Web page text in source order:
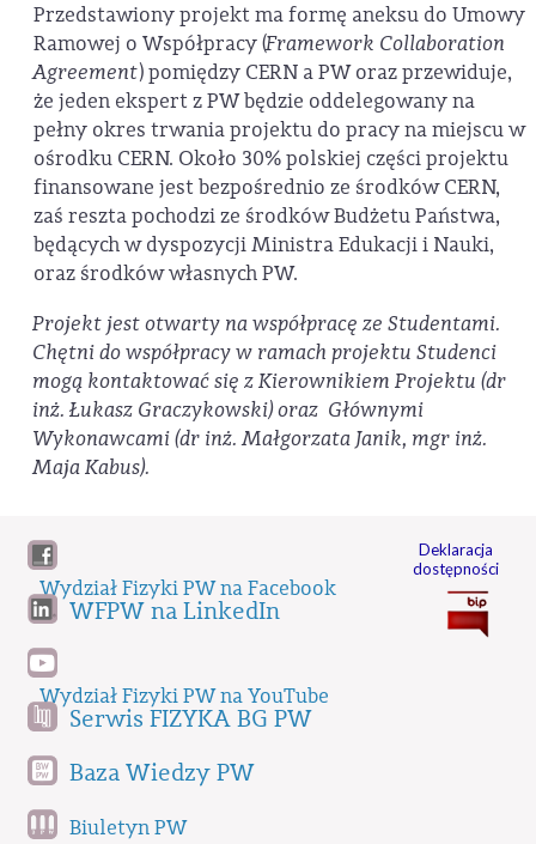
Przedstawiony projekt ma formę aneksu do Umowy
Ramowej o Współpracy (Framework Collaboration
Agreement) pomiędzy CERN a PW oraz przewiduje,
że jeden ekspert z PW będzie oddelegowany na
pełny okres trwania projektu do pracy na miejscu w
ośrodku CERN. Około 30% polskiej części projektu
finansowane jest bezpośrednio ze środków CERN,
zaś reszta pochodzi ze środków Budżetu Państwa,
będących w dyspozycji Ministra Edukacji i Nauki,
oraz środków własnych PW.
Projekt jest otwarty na współpracę ze Studentami.
Chętni do współpracy w ramach projektu Studenci
mogą kontaktować się z Kierownikiem Projektu (dr
inż. Łukasz Graczykowski) oraz Głównymi
Wykonawcami (dr inż. Małgorzata Janik, mgr inż.
Maja Kabus).
Wydział Fizyki PW na Facebook
WFPW na LinkedIn
Wydział Fizyki PW na YouTube
Serwis FIZYKA BG PW
Baza Wiedzy PW
Biuletyn PW
Deklaracja
dostępności